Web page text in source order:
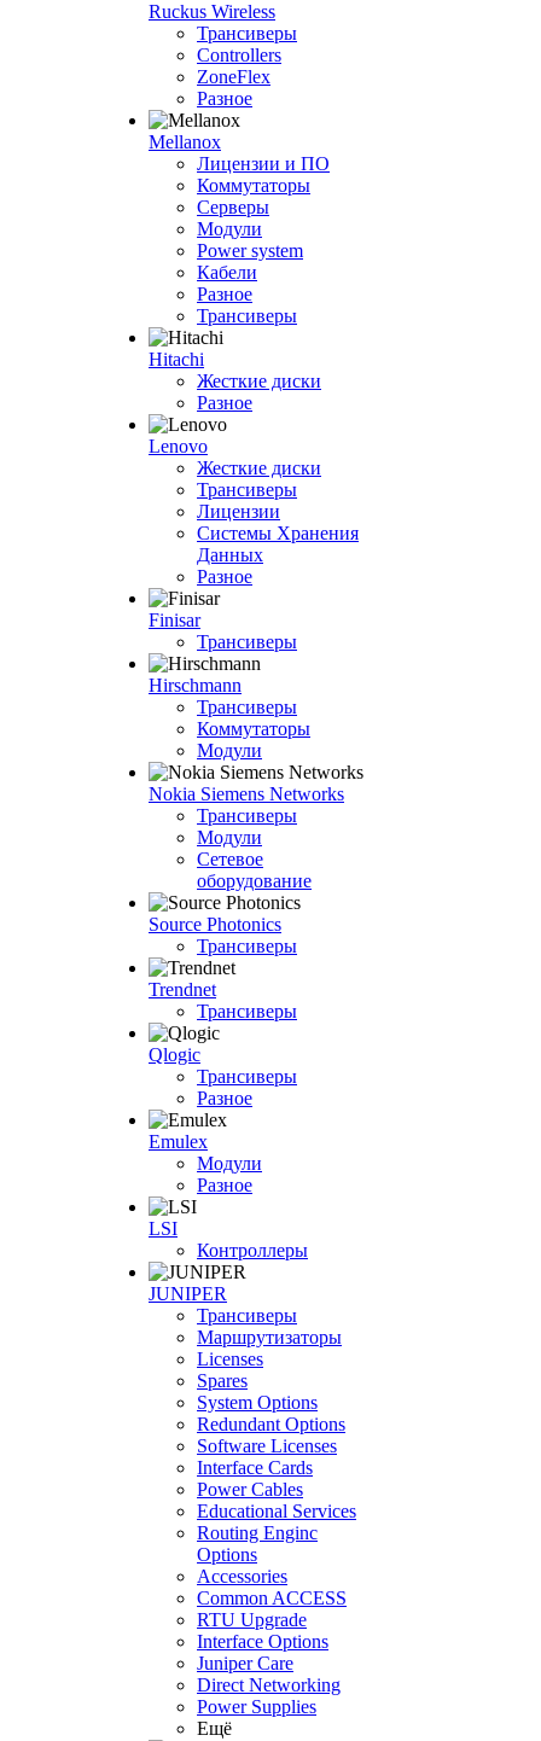
Ruckus Wireless
Трансиверы
Controllers
ZoneFlex
Разное
Mellanox
Лицензии и ПО
Коммутаторы
Серверы
Модули
Power system
Кабели
Разное
Трансиверы
Hitachi
Жесткие диски
Разное
Lenovo
Жесткие диски
Трансиверы
Лицензии
Системы Хранения
Данных
Разное
Finisar
Трансиверы
Hirschmann
Трансиверы
Коммутаторы
Модули
Nokia Siemens Networks
Трансиверы
Модули
Сетевое
оборудование
Source Photonics
Трансиверы
Trendnet
Трансиверы
Qlogic
Трансиверы
Разное
Emulex
Модули
Разное
LSI
Контроллеры
JUNIPER
Трансиверы
Маршрутизаторы
Licenses
Spares
System Options
Redundant Options
Software Licenses
Interface Cards
Power Cables
Educational Services
Routing Enginc
Options
Accessories
Common ACCESS
RTU Upgrade
Interface Options
Juniper Care
Direct Networking
Power Supplies
Ещё